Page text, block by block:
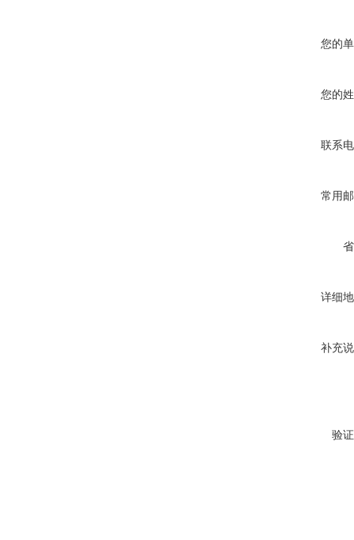
您的
您的
联系
常用
详细
补充
验